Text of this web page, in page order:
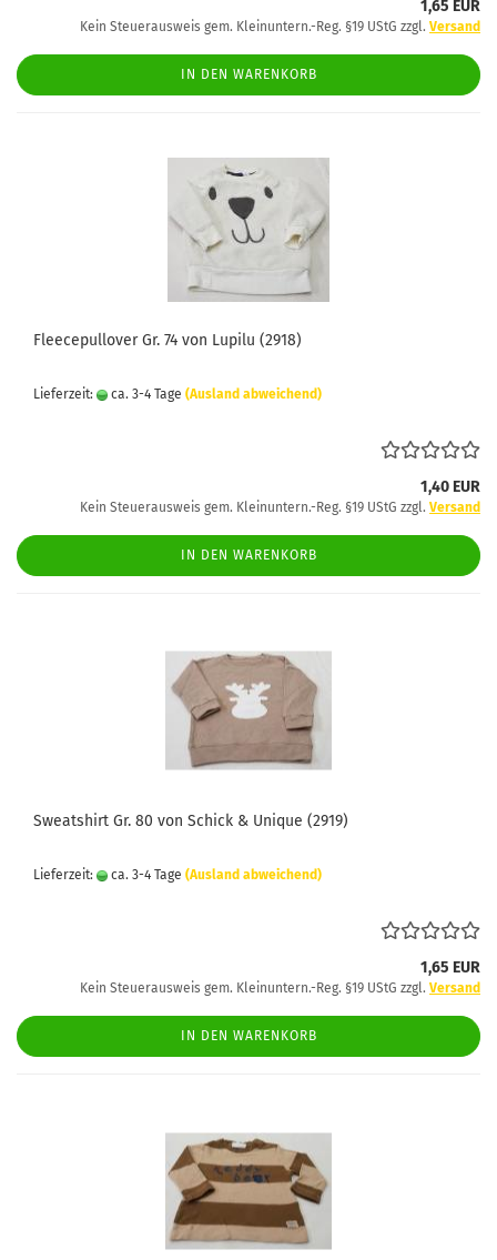
1,65 EUR
Kein Steuerausweis gem. Kleinuntern.-Reg. §19 UStG zzgl. Versand
IN DEN WARENKORB
Fleecepullover Gr. 74 von Lupilu (2918)
Lieferzeit: ca. 3-4 Tage (Ausland abweichend)
1,40 EUR
Kein Steuerausweis gem. Kleinuntern.-Reg. §19 UStG zzgl. Versand
IN DEN WARENKORB
Sweatshirt Gr. 80 von Schick & Unique (2919)
Lieferzeit: ca. 3-4 Tage (Ausland abweichend)
1,65 EUR
Kein Steuerausweis gem. Kleinuntern.-Reg. §19 UStG zzgl. Versand
IN DEN WARENKORB